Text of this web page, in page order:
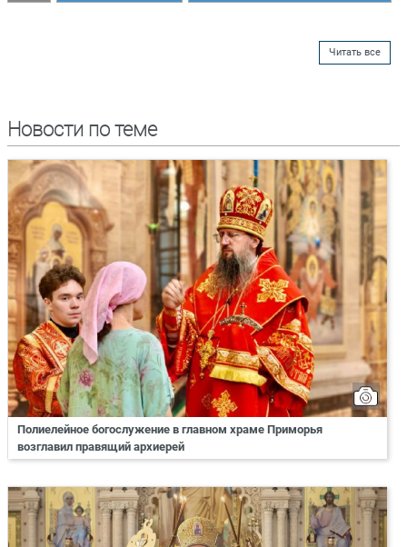
Читать все
Новости по теме
Полиелейное богослужение в главном храме Приморья
возглавил правящий архиерей